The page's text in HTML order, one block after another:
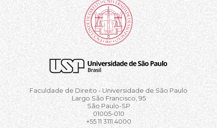
Faculdade de Direito - Universidade de São Paulo
Largo São Francisco, 95
São Paulo-SP
01005-010
+55 11 3111.4000